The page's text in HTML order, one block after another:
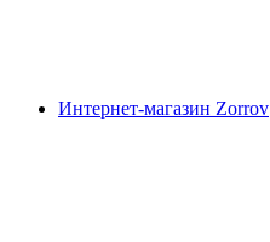
Интернет-магазин Zorrov